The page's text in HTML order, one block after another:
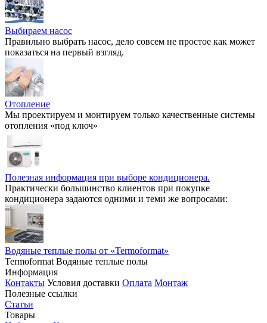
Выбираем насос
Правильно выбрать насос, дело совсем не простое как может
показаться на первый взгляд.
Отопление
Мы проектируем и монтируем только качественные системы
отопления «под ключ»
Полезная информация при выборе кондиционера.
Практически большинство клиентов при покупке
кондиционера задаются одними и теми же вопросами:
Водяные теплые полы от «Termoformat»
Termoformat Водяные теплые полы
Информация
Контакты Условия доставки Оплата Монтаж
Полезные ссылки
Статьи
Товары